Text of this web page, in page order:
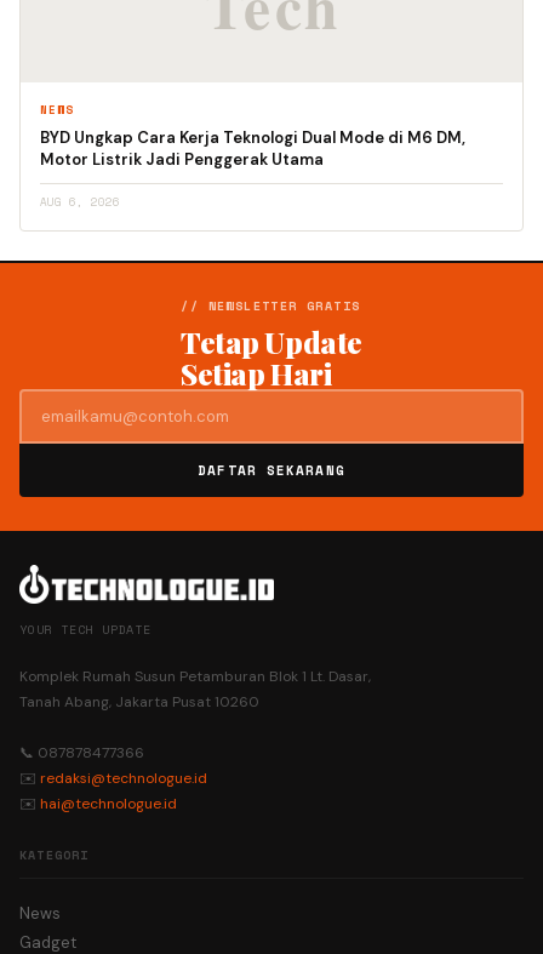
NEWS
BYD Ungkap Cara Kerja Teknologi Dual Mode di M6 DM,
Motor Listrik Jadi Penggerak Utama
AUG 6, 2026
// NEWSLETTER GRATIS
Tetap Update
Setiap Hari
DAFTAR SEKARANG
YOUR TECH UPDATE
Komplek Rumah Susun Petamburan Blok 1 Lt. Dasar,
Tanah Abang, Jakarta Pusat 10260
📞 087878477366
✉️ redaksi@technologue.id
✉️ hai@technologue.id
KATEGORI
News
Gadget